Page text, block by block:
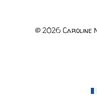
© 2026 Caroline